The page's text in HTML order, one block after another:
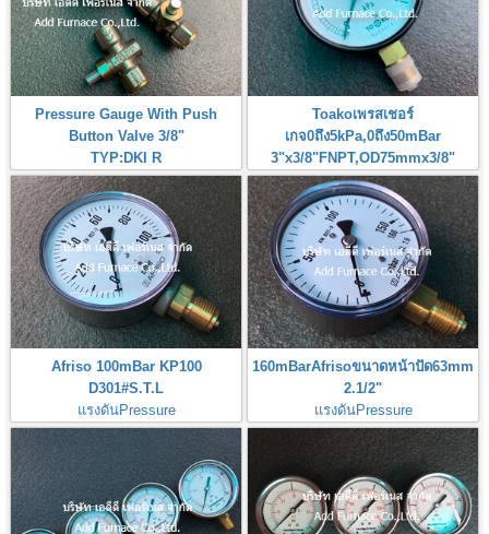
Pressure Gauge With Push
Button Valve 3/8"
TYP:DKI R
Size: RC 3/8
Toakoเพรสเชอร์
เกจ0ถึง5kPa,0ถึง50mBar
3"x3/8"FNPT,OD75mmx3/8"
Pressure Gauge 0-5kPa,0-
50mBar
Afriso 100mBar KP100
D301#S.T.L
แรงดันPressure
range:0~100mBar(0~10kPa)
เกลียว:1/2"ขนาดหน้าปัด100mm 4"
Germany
160mBarAfrisoขนาดหน้าปัด63mm
2.1/2"
แรงดันPressure
range:0~160mBar(0~16kPa)
เกลียวScrew: 1/4" Origin:Germany